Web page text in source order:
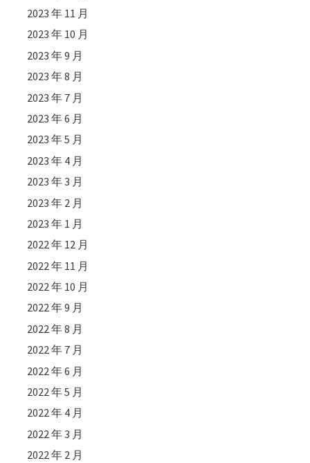
2023 年 11 月
2023 年 10 月
2023 年 9 月
2023 年 8 月
2023 年 7 月
2023 年 6 月
2023 年 5 月
2023 年 4 月
2023 年 3 月
2023 年 2 月
2023 年 1 月
2022 年 12 月
2022 年 11 月
2022 年 10 月
2022 年 9 月
2022 年 8 月
2022 年 7 月
2022 年 6 月
2022 年 5 月
2022 年 4 月
2022 年 3 月
2022 年 2 月